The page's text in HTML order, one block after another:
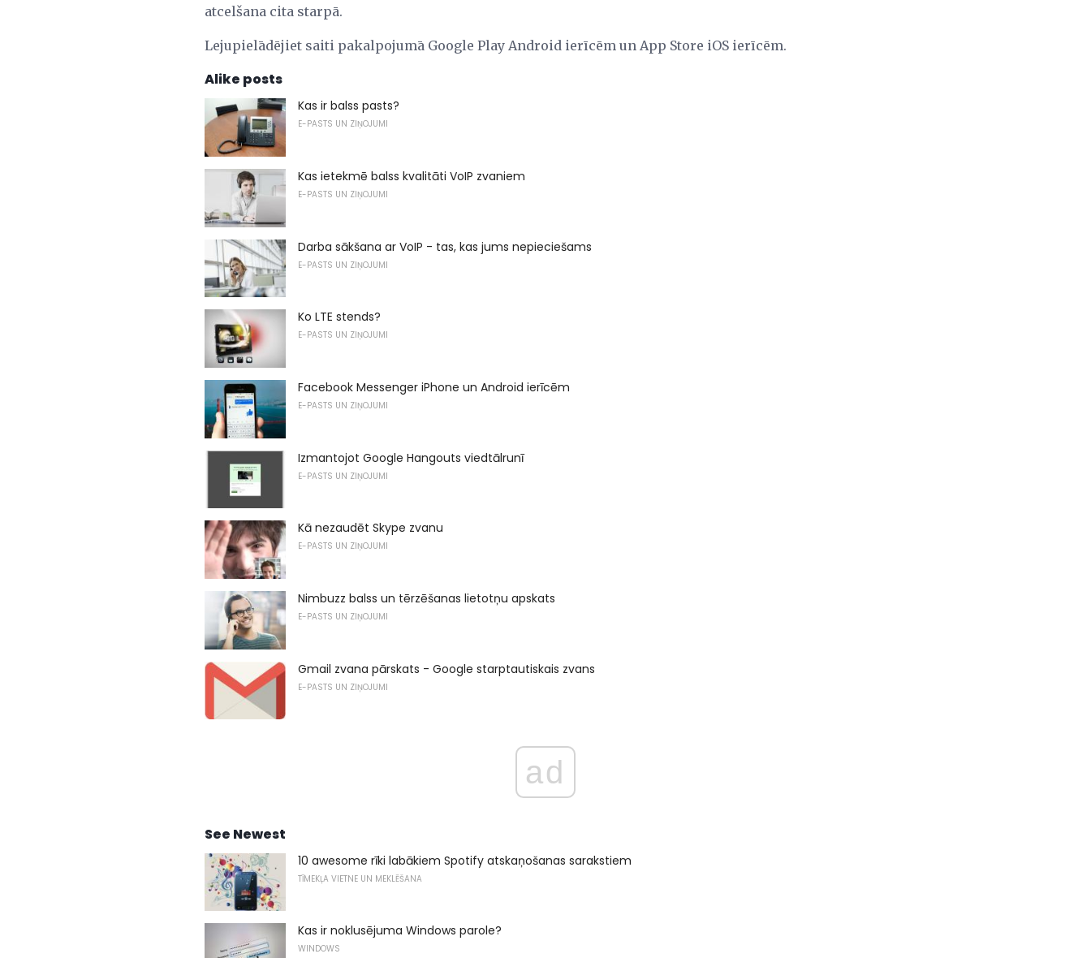
atcelšana cita starpā.
Lejupielādējiet saiti pakalpojumā Google Play Android ierīcēm un App Store iOS ierīcēm.
Alike posts
Kas ir balss pasts?
E-PASTS UN ZIŅOJUMI
Kas ietekmē balss kvalitāti VoIP zvaniem
E-PASTS UN ZIŅOJUMI
Darba sākšana ar VoIP - tas, kas jums nepieciešams
E-PASTS UN ZIŅOJUMI
Ko LTE stends?
E-PASTS UN ZIŅOJUMI
Facebook Messenger iPhone un Android ierīcēm
E-PASTS UN ZIŅOJUMI
Izmantojot Google Hangouts viedtālrunī
E-PASTS UN ZIŅOJUMI
Kā nezaudēt Skype zvanu
E-PASTS UN ZIŅOJUMI
Nimbuzz balss un tērzēšanas lietotņu apskats
E-PASTS UN ZIŅOJUMI
Gmail zvana pārskats - Google starptautiskais zvans
E-PASTS UN ZIŅOJUMI
ad
See Newest
10 awesome rīki labākiem Spotify atskaņošanas sarakstiem
TĪMEKĻA VIETNE UN MEKLĒŠANA
Kas ir noklusējuma Windows parole?
WINDOWS